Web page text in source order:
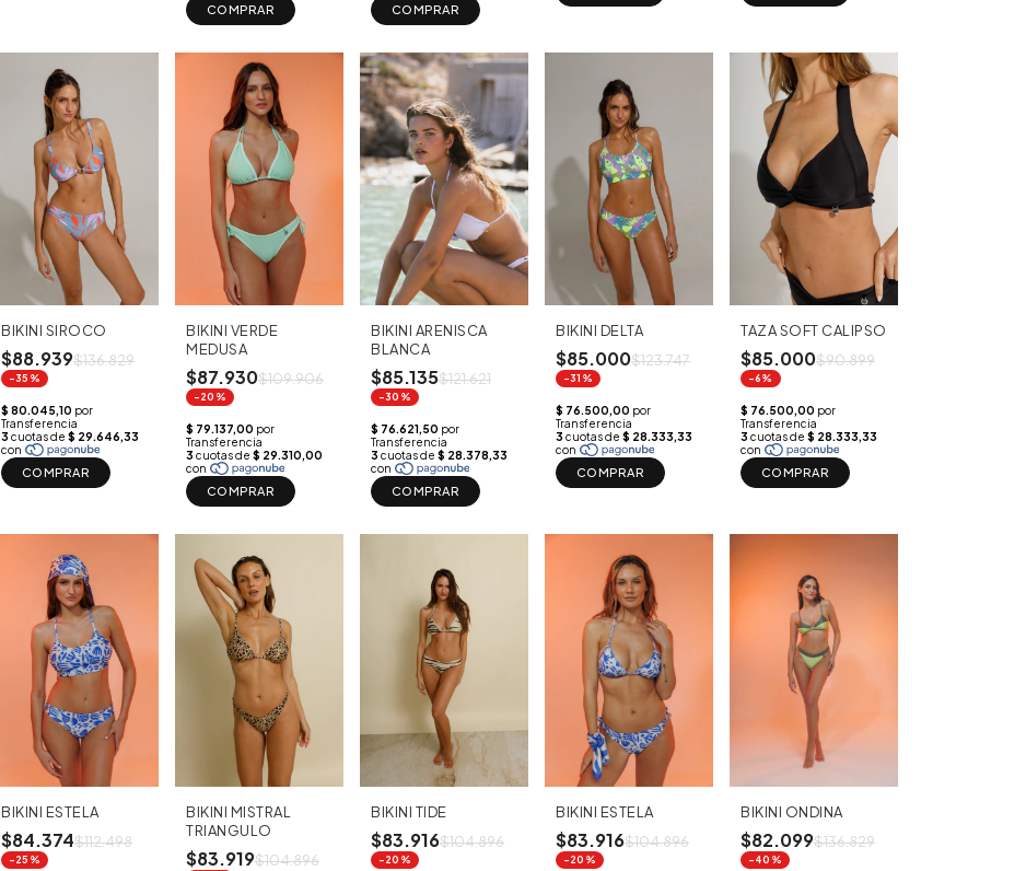
COMPRAR COMPRAR
BIKINI SIROCO
$88.939$136.829
-35%
COMPRAR
BIKINI VERDE
MEDUSA
$87.930$109.906
-20%
COMPRAR
BIKINI ARENISCA
BLANCA
$85.135$121.621
-30%
COMPRAR
BIKINI DELTA
$85.000$123.747
-31%
COMPRAR
TAZA SOFT CALIPSO
$85.000$90.899
-6%
COMPRAR
BIKINI ESTELA
$84.374$112.498
-25%
BIKINI MISTRAL
TRIANGULO
$83.919$104.896
BIKINI TIDE
$83.916$104.896
-20%
BIKINI ESTELA
$83.916$104.896
-20%
BIKINI ONDINA
$82.099$136.829
-40%